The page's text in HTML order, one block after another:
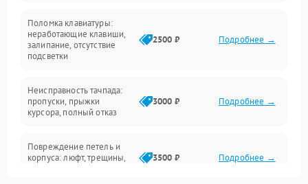
Интерфейсные проблемы
Батарея
Сеть и интернет
Поломка клавиатуры:
неработающие клавиши,
залипание, отсутствие
подсветки
2500 ₽ Подробнее →
Неисправность тачпада:
пропуски, прыжки
курсора, полный отказ
3000 ₽ Подробнее →
Повреждение петель и
корпуса: люфт, трещины,
3500 ₽ Подробнее →